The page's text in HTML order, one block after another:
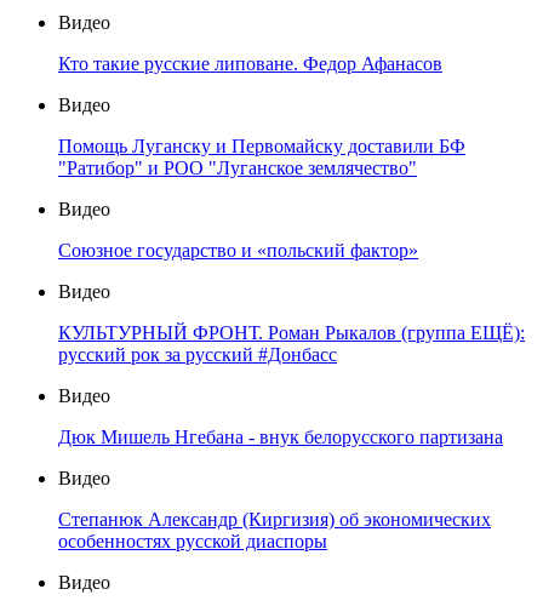
Видео
Кто такие русские липоване. Федор Афанасов
Видео
Помощь Луганску и Первомайску доставили БФ
"Ратибор" и РОО "Луганское землячество"
Видео
Союзное государство и «польский фактор»
Видео
КУЛЬТУРНЫЙ ФРОНТ. Роман Рыкалов (группа ЕЩЁ):
русский рок за русский #Донбасс
Видео
Дюк Мишель Нгебана - внук белорусского партизана
Видео
Степанюк Александр (Киргизия) об экономических
особенностях русской диаспоры
Видео